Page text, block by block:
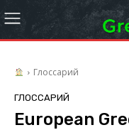
Глоссарий
ГЛОССАРИЙ
European